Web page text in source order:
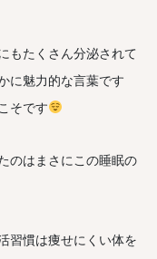
もたくさん分泌されて
に魅力的な言葉です
そです
のはまさにこの睡眠の
習慣は痩せにくい体を